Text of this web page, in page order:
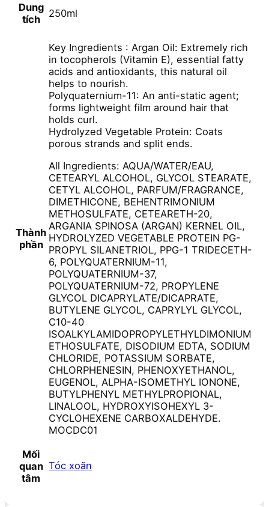
Dung
tích
250ml
Thành
phần
Key Ingredients : Argan Oil: Extremely rich
in tocopherols (Vitamin E), essential fatty
acids and antioxidants, this natural oil
helps to nourish.
Polyquaternium-11: An anti-static agent;
forms lightweight film around hair that
holds curl.
Hydrolyzed Vegetable Protein: Coats
porous strands and split ends.
All Ingredients: AQUA/WATER/EAU,
CETEARYL ALCOHOL, GLYCOL STEARATE,
CETYL ALCOHOL, PARFUM/FRAGRANCE,
DIMETHICONE, BEHENTRIMONIUM
METHOSULFATE, CETEARETH-20,
ARGANIA SPINOSA (ARGAN) KERNEL OIL,
HYDROLYZED VEGETABLE PROTEIN PG-
PROPYL SILANETRIOL, PPG-1 TRIDECETH-
6, POLYQUATERNIUM-11,
POLYQUATERNIUM-37,
POLYQUATERNIUM-72, PROPYLENE
GLYCOL DICAPRYLATE/DICAPRATE,
BUTYLENE GLYCOL, CAPRYLYL GLYCOL,
C10-40
ISOALKYLAMIDOPROPYLETHYLDIMONIUM
ETHOSULFATE, DISODIUM EDTA, SODIUM
CHLORIDE, POTASSIUM SORBATE,
CHLORPHENESIN, PHENOXYETHANOL,
EUGENOL, ALPHA-ISOMETHYL IONONE,
BUTYLPHENYL METHYLPROPIONAL,
LINALOOL, HYDROXYISOHEXYL 3-
CYCLOHEXENE CARBOXALDEHYDE.
MOCDC01
Mối
quan
tâm
Tóc xoăn